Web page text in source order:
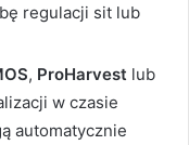
regulacji sit lub
, ProHarvest lub
w czasie
automatycznie